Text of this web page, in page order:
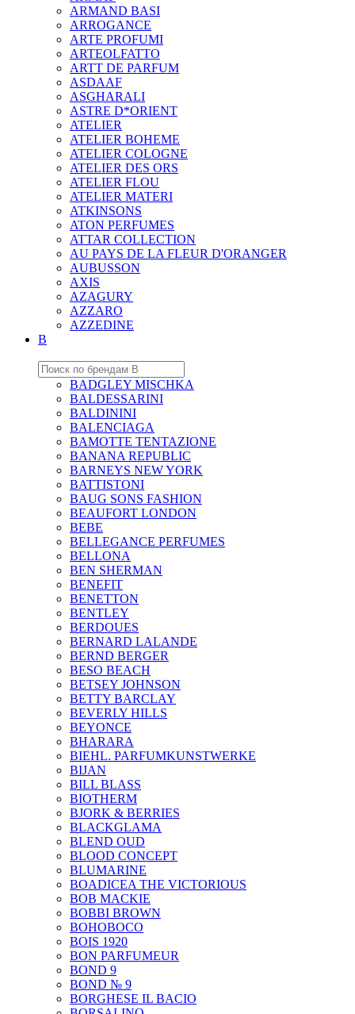
ARMAND BASI
ARROGANCE
ARTE PROFUMI
ARTEOLFATTO
ARTT DE PARFUM
ASDAAF
ASGHARALI
ASTRE D*ORIENT
ATELIER
ATELIER BOHEME
ATELIER COLOGNE
ATELIER DES ORS
ATELIER FLOU
ATELIER MATERI
ATKINSONS
ATON PERFUMES
ATTAR COLLECTION
AU PAYS DE LA FLEUR D'ORANGER
AUBUSSON
AXIS
AZAGURY
AZZARO
AZZEDINE
B
BADGLEY MISCHKA
BALDESSARINI
BALDININI
BALENCIAGA
BAMOTTE TENTAZIONE
BANANA REPUBLIC
BARNEYS NEW YORK
BATTISTONI
BAUG SONS FASHION
BEAUFORT LONDON
BEBE
BELLEGANCE PERFUMES
BELLONA
BEN SHERMAN
BENEFIT
BENETTON
BENTLEY
BERDOUES
BERNARD LALANDE
BERND BERGER
BESO BEACH
BETSEY JOHNSON
BETTY BARCLAY
BEVERLY HILLS
BEYONCE
BHARARA
BIEHL. PARFUMKUNSTWERKE
BIJAN
BILL BLASS
BIOTHERM
BJORK & BERRIES
BLACKGLAMA
BLEND OUD
BLOOD CONCEPT
BLUMARINE
BOADICEA THE VICTORIOUS
BOB MACKIE
BOBBI BROWN
BOHOBOCO
BOIS 1920
BON PARFUMEUR
BOND 9
BOND № 9
BORGHESE IL BACIO